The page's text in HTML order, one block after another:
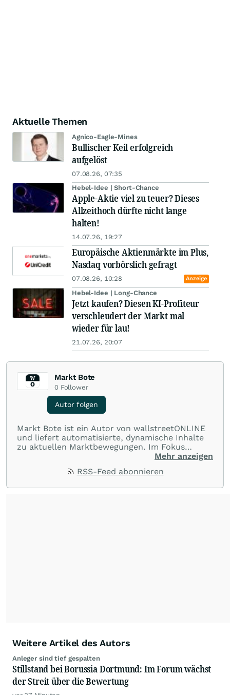
Aktuelle Themen
Agnico-Eagle-Mines
Bullischer Keil erfolgreich
aufgelöst
07.08.26, 07:35
Hebel-Idee | Short-Chance
Apple-Aktie viel zu teuer? Dieses
Allzeithoch dürfte nicht lange
halten!
14.07.26, 19:27
Europäische Aktienmärkte im Plus,
Nasdaq vorbörslich gefragt
07.08.26, 10:28 Anzeige
Hebel-Idee | Long-Chance
Jetzt kaufen? Diesen KI-Profiteur
verschleudert der Markt mal
wieder für lau!
21.07.26, 20:07
Markt Bote
0 Follower
Autor folgen
Markt Bote ist ein Autor von wallstreetONLINE
und liefert automatisierte, dynamische Inhalte
zu aktuellen Marktbewegungen. Im Fokus
stehen Tops und Flops, Branchentrends und
Rohstoffe oder Krypto – die Beiträge sind kurz,
Mehr anzeigen
RSS-Feed abonnieren
Weitere Artikel des Autors
Anleger sind tief gespalten
Stillstand bei Borussia Dortmund: Im Forum wächst
der Streit über die Bewertung